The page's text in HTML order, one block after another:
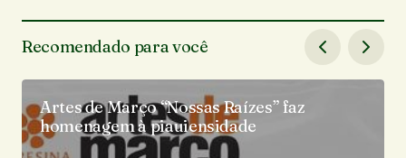
Recomendado para você
Artes de Março “Nossas Raízes” faz
homenagem à piauiensidade